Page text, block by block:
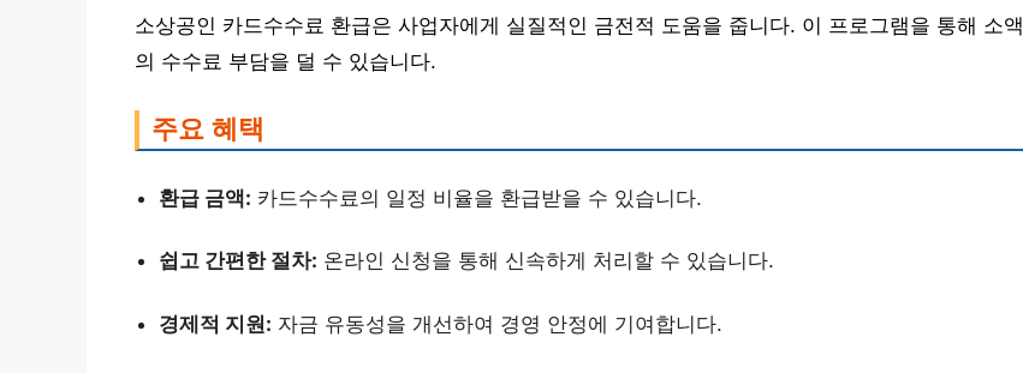
소상공인 카드수수료 환급은 사업자에게 실질적인 금전적 도움을 줍니다. 이 프로그램을 통해 소액
의 수수료 부담을 덜 수 있습니다.
주요 혜택
환급 금액: 카드수수료의 일정 비율을 환급받을 수 있습니다.
쉽고 간편한 절차: 온라인 신청을 통해 신속하게 처리할 수 있습니다.
경제적 지원: 자금 유동성을 개선하여 경영 안정에 기여합니다.